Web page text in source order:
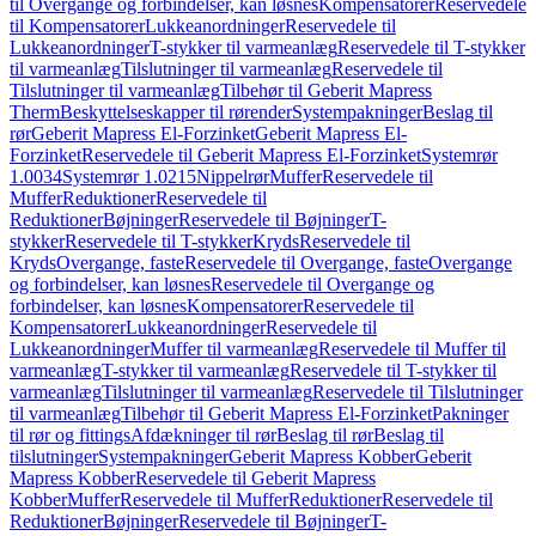
til Overgange og forbindelser, kan løsnesKompensatorerReservedele
til KompensatorerLukkeanordningerReservedele til
LukkeanordningerT-stykker til varmeanlægReservedele til T-stykker
til varmeanlægTilslutninger til varmeanlægReservedele til
Tilslutninger til varmeanlægTilbehør til Geberit Mapress
ThermBeskyttelseskapper til rørenderSystempakningerBeslag til
rørGeberit Mapress El-ForzinketGeberit Mapress El-
ForzinketReservedele til Geberit Mapress El-ForzinketSystemrør
1.0034Systemrør 1.0215NippelrørMufferReservedele til
MufferReduktionerReservedele til
ReduktionerBøjningerReservedele til BøjningerT-
stykkerReservedele til T-stykkerKrydsReservedele til
KrydsOvergange, fasteReservedele til Overgange, fasteOvergange
og forbindelser, kan løsnesReservedele til Overgange og
forbindelser, kan løsnesKompensatorerReservedele til
KompensatorerLukkeanordningerReservedele til
LukkeanordningerMuffer til varmeanlægReservedele til Muffer til
varmeanlægT-stykker til varmeanlægReservedele til T-stykker til
varmeanlægTilslutninger til varmeanlægReservedele til Tilslutninger
til varmeanlægTilbehør til Geberit Mapress El-ForzinketPakninger
til rør og fittingsAfdækninger til rørBeslag til rørBeslag til
tilslutningerSystempakningerGeberit Mapress KobberGeberit
Mapress KobberReservedele til Geberit Mapress
KobberMufferReservedele til MufferReduktionerReservedele til
ReduktionerBøjningerReservedele til BøjningerT-